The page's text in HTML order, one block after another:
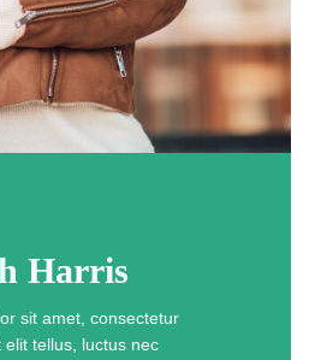
Harris
sit amet, consectetur
elit tellus, luctus nec